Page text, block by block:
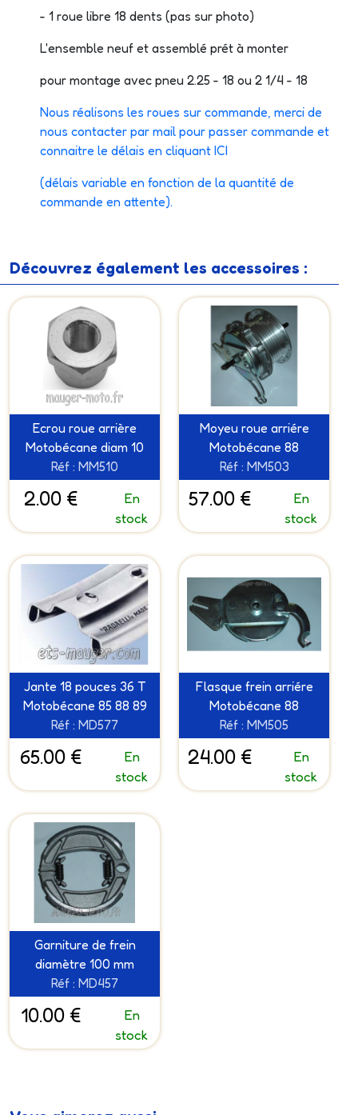
- 1 roue libre 18 dents (pas sur photo)
L'ensemble neuf et assemblé prét à monter
pour montage avec pneu 2.25 - 18 ou 2 1/4 - 18
Nous réalisons les roues sur commande, merci de
nous contacter par mail pour passer commande et
connaitre le délais en cliquant ICI
(délais variable en fonction de la quantité de
commande en attente).
Découvrez également les accessoires :
Ecrou roue arrière
Motobécane diam 10
Réf : MM510
2.00 €
En
stock
Moyeu roue arriére
Motobécane 88
Réf : MM503
57.00 €
En
stock
Jante 18 pouces 36 T
Motobécane 85 88 89
Réf : MD577
65.00 €
En
stock
Flasque frein arriére
Motobécane 88
Réf : MM505
24.00 €
En
stock
Garniture de frein
diamètre 100 mm
Réf : MD457
10.00 €
En
stock